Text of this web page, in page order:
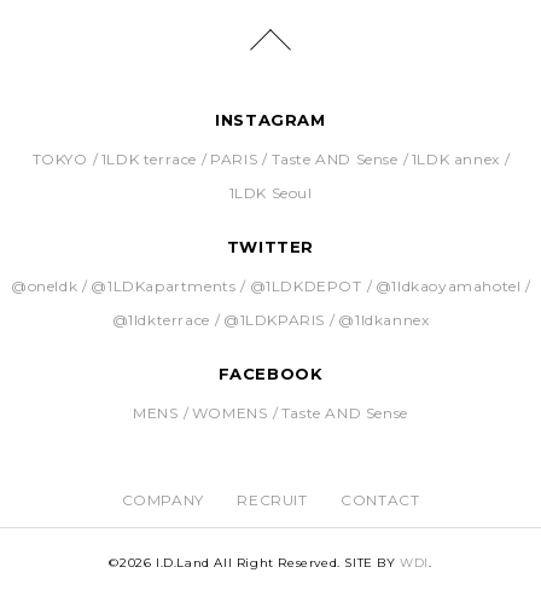
INSTAGRAM
TOKYO 1LDK terrace PARIS Taste AND Sense
1LDK annex
1LDK Seoul
TWITTER
@oneldk @1LDKapartments @1LDKDEPOT
@1ldkaoyamahotel
@1ldkterrace
@1LDKPARIS @1ldkannex
FACEBOOK
MENS WOMENS Taste AND Sense
COMPANY RECRUIT CONTACT
©2026 I.D.Land All Right Reserved. SITE BYWDI.